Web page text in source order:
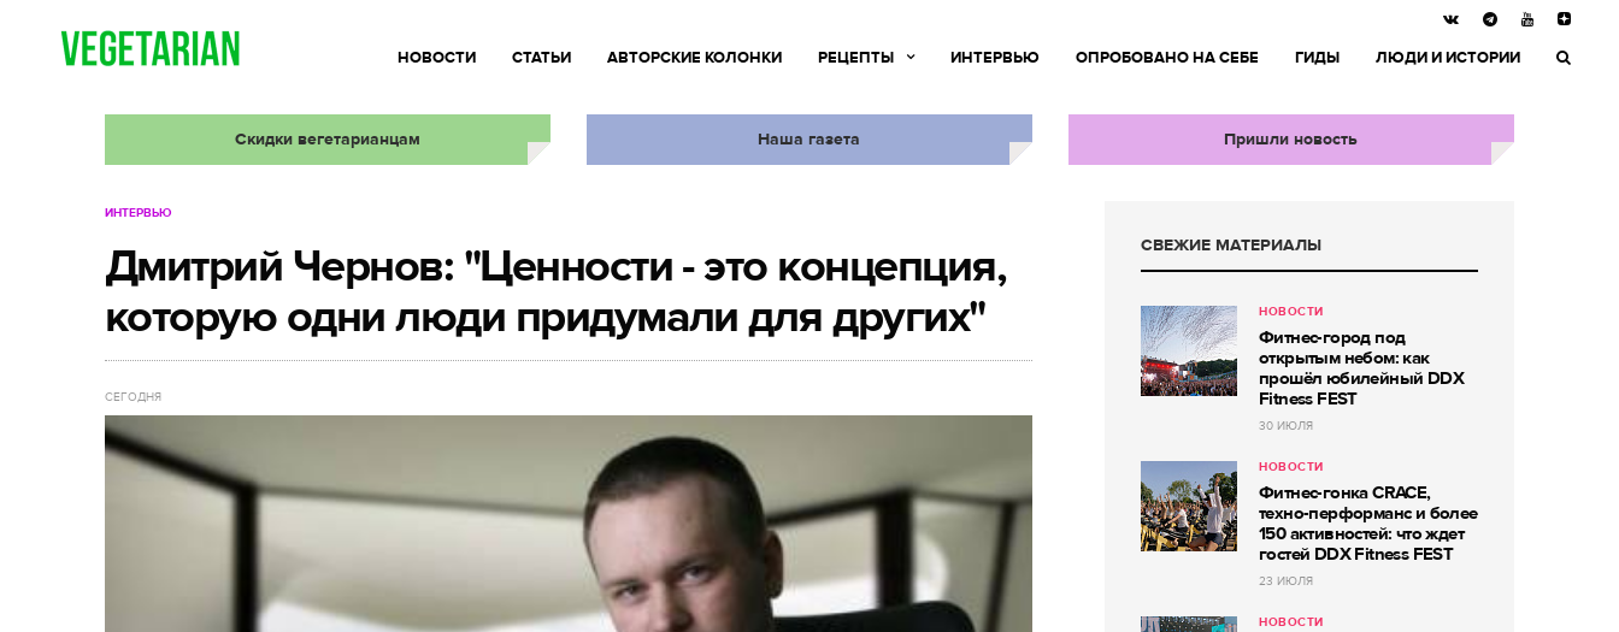
НОВОСТИ СТАТЬИ АВТОРСКИЕ КОЛОНКИ РЕЦЕПТЫ ИНТЕРВЬЮ ОПРОБОВАНО НА СЕБЕ ГИДЫ ЛЮДИ И ИСТОРИИ
Скидки вегетарианцам Наша газета Пришли новость
ИНТЕРВЬЮ
Дмитрий Чернов: "Ценности - это концепция,
которую одни люди придумали для других"
СЕГОДНЯ
СВЕЖИЕ МАТЕРИАЛЫ
НОВОСТИ
Фитнес-город под
открытым небом: как
прошёл юбилейный DDX
Fitness FEST
30 ИЮЛЯ
НОВОСТИ
Фитнес-гонка CRACE,
техно-перформанс и более
150 активностей: что ждет
гостей DDX Fitness FEST
23 ИЮЛЯ
НОВОСТИ